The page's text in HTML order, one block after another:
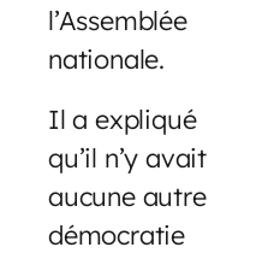
l’Assemblée
nationale.
Il a expliqué
qu’il n’y avait
aucune autre
démocratie